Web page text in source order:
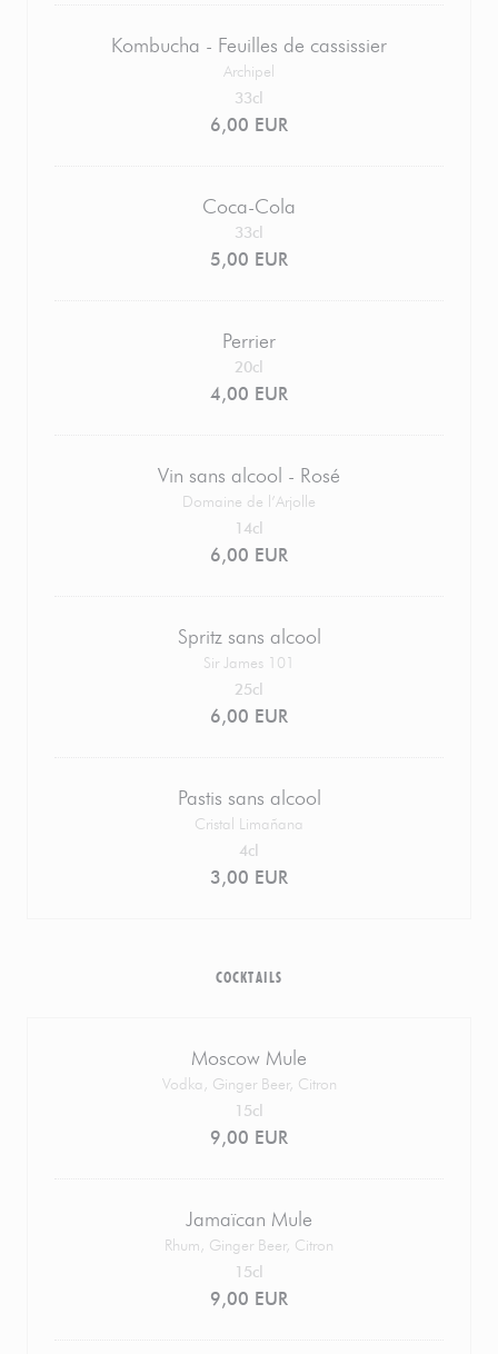
Kombucha - Feuilles de cassissier
Archipel
6,00 EUR
33cl
Coca-Cola
5,00 EUR
33cl
Perrier
4,00 EUR
20cl
Vin sans alcool - Rosé
Domaine de l’Arjolle
6,00 EUR
14cl
Spritz sans alcool
Sir James 101
6,00 EUR
25cl
Pastis sans alcool
Cristal Limañana
3,00 EUR
4cl
COCKTAILS
Moscow Mule
Vodka, Ginger Beer, Citron
9,00 EUR
15cl
Jamaïcan Mule
Rhum, Ginger Beer, Citron
9,00 EUR
15cl